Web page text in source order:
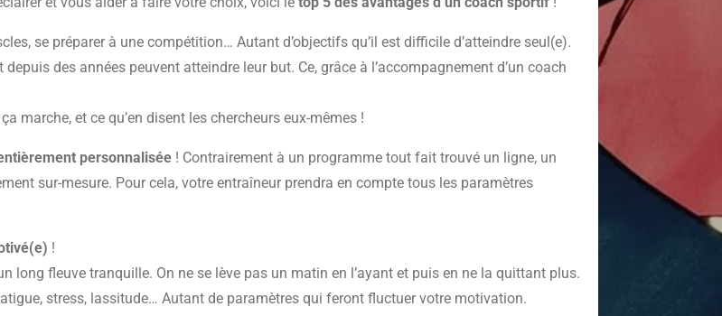
se préparer à une compétition… Autant d’objectifs qu’il est difficile d’atteindre seul(e).
des années peuvent atteindre leur but. Ce, grâce à l’accompagnement d’un coach
marche, et ce qu’en disent les chercheurs eux-mêmes !
personnalisée ! Contrairement à un programme tout fait trouvé un ligne, un
sur-mesure. Pour cela, votre entraîneur prendra en compte tous les paramètres
!
long fleuve tranquille. On ne se lève pas un matin en l’ayant et puis en ne la quittant plus.
stress, lassitude… Autant de paramètres qui feront fluctuer votre motivation.